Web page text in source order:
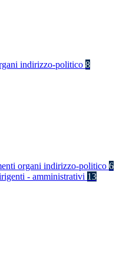
indirizzo-politico 8
organi indirizzo-politico 6
- amministrativi 13